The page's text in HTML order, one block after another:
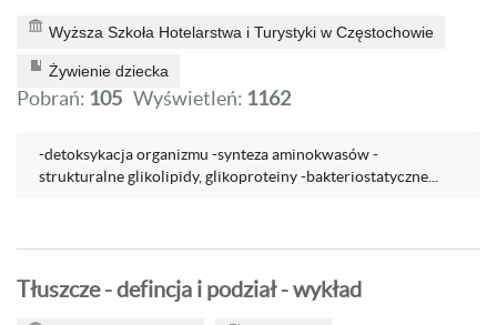
Wyższa Szkoła Hotelarstwa i Turystyki w Częstochowie
Żywienie dziecka
Pobrań: 105 Wyświetleń: 1162
-detoksykacja organizmu -synteza aminokwasów -
strukturalne glikolipidy, glikoproteiny -bakteriostatyczne...
Tłuszcze - defincja i podział - wykład